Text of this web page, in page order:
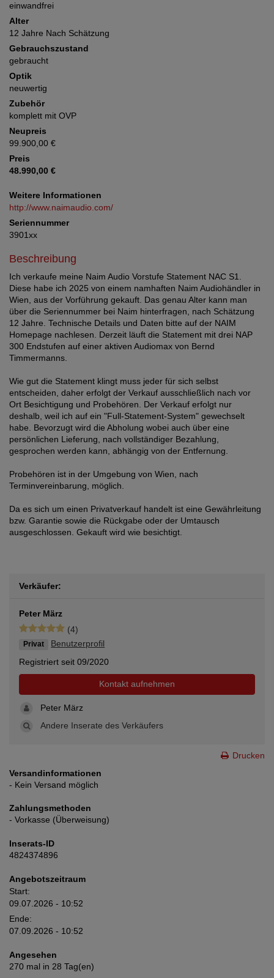
einwandfrei
Alter
12 Jahre Nach Schätzung
Gebrauchszustand
gebraucht
Optik
neuwertig
Zubehör
komplett mit OVP
Neupreis
99.900,00 €
Preis
48.990,00 €
Weitere Informationen
http://www.naimaudio.com/
Seriennummer
3901xx
Beschreibung
Ich verkaufe meine Naim Audio Vorstufe Statement NAC S1.
Diese habe ich 2025 von einem namhaften Naim Audiohändler in
Wien, aus der Vorführung gekauft. Das genau Alter kann man
über die Seriennummer bei Naim hinterfragen, nach Schätzung
12 Jahre. Technische Details und Daten bitte auf der NAIM
Homepage nachlesen. Derzeit läuft die Statement mit drei NAP
300 Endstufen auf einer aktiven Audiomax von Bernd
Timmermanns.
Wie gut die Statement klingt muss jeder für sich selbst
entscheiden, daher erfolgt der Verkauf ausschließlich nach vor
Ort Besichtigung und Probehören. Der Verkauf erfolgt nur
deshalb, weil ich auf ein "Full-Statement-System" gewechselt
habe. Bevorzugt wird die Abholung wobei auch über eine
persönlichen Lieferung, nach vollständiger Bezahlung,
gesprochen werden kann, abhängig von der Entfernung.
Probehören ist in der Umgebung von Wien, nach
Terminvereinbarung, möglich.
Da es sich um einen Privatverkauf handelt ist eine Gewährleitung
bzw. Garantie sowie die Rückgabe oder der Umtausch
ausgeschlossen. Gekauft wird wie besichtigt.
Verkäufer:
Peter März
(4)
Privat
Benutzerprofil
Registriert seit 09/2020
Kontakt aufnehmen
Peter März
Andere Inserate des Verkäufers
Drucken
Versandinformationen
- Kein Versand möglich
Zahlungsmethoden
- Vorkasse (Überweisung)
Inserats-ID
4824374896
Angebotszeitraum
Start:
09.07.2026 - 10:52
Ende:
07.09.2026 - 10:52
Angesehen
270 mal in 28 Tag(en)